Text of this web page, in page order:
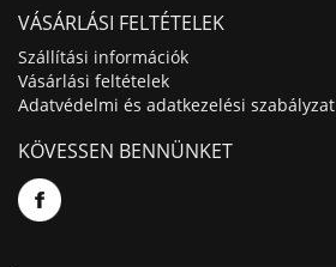
VÁSÁRLÁSI FELTÉTELEK
Szállítási információk
Vásárlási feltételek
Adatvédelmi és adatkezelési szabályzat
KÖVESSEN BENNÜNKET